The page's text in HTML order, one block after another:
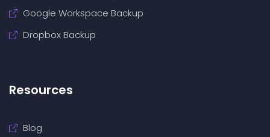
Google Workspace Backup
Dropbox Backup
Resources
Blog